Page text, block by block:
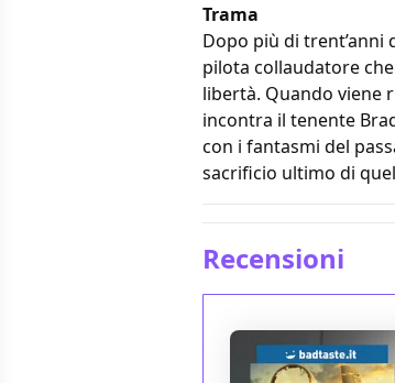
Trama
Dopo più di trent’anni
pilota collaudatore
libertà. Quando viene
incontra il tenente
con i fantasmi del
sacrificio ultimo di
Recensioni